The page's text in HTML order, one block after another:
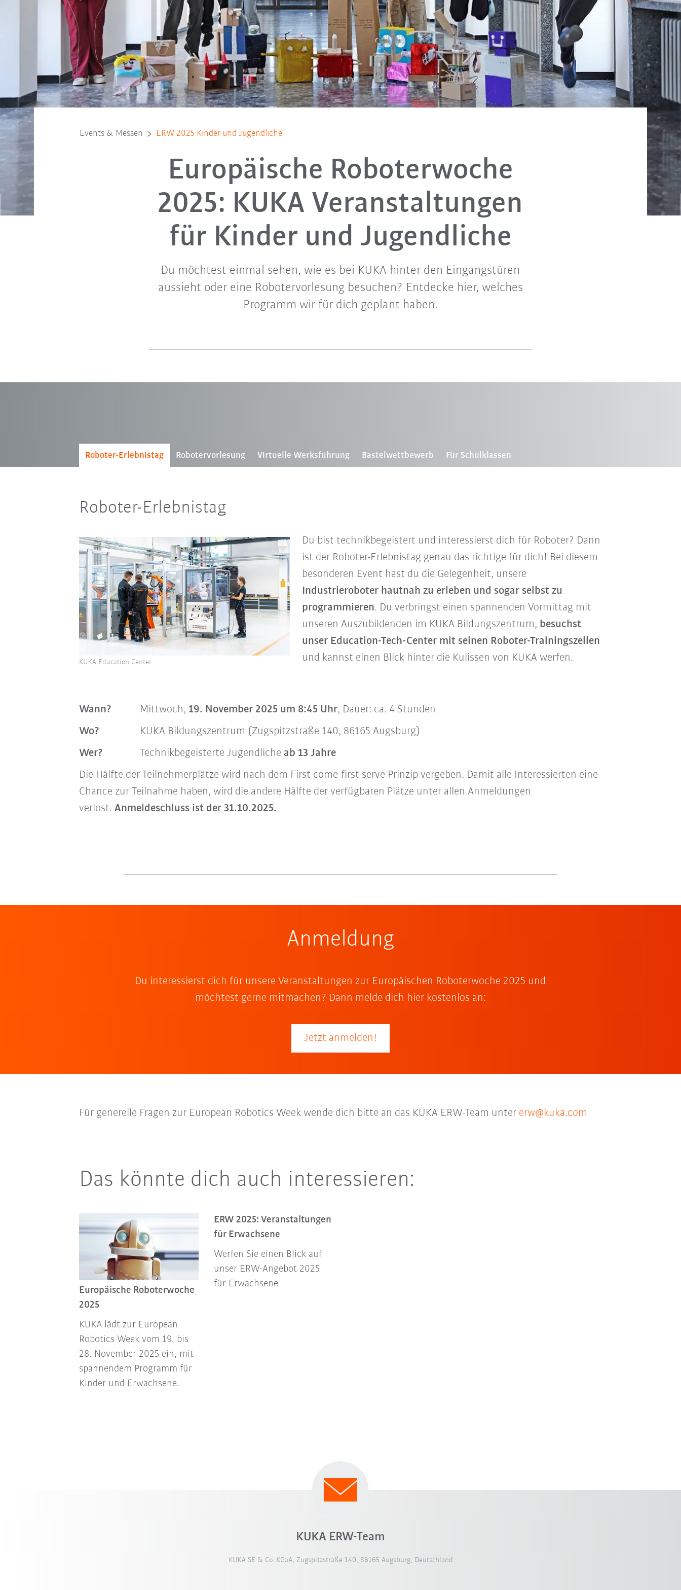
Events & Messen ERW 2025 Kinder und Jugendliche
Europäische Roboterwoche
2025: KUKA Veranstaltungen
für Kinder und Jugendliche
Du möchtest einmal sehen, wie es bei KUKA hinter den Eingangstüren
aussieht oder eine Robotervorlesung besuchen? Entdecke hier, welches
Programm wir für dich geplant haben.
Roboter-Erlebnistag Robotervorlesung Virtuelle Werksführung Bastelwettbewerb Für Schulklassen
Roboter-Erlebnistag
Du bist technikbegeistert und interessierst dich für Roboter? Dann
ist der Roboter-Erlebnistag genau das richtige für dich! Bei diesem
besonderen Event hast du die Gelegenheit, unsere
Industrieroboter hautnah zu erleben und sogar selbst zu
programmieren. Du verbringst einen spannenden Vormittag mit
unseren Auszubildenden im KUKA Bildungszentrum, besuchst
unser Education-Tech-Center mit seinen Roboter-Trainingszellen
und kannst einen Blick hinter die Kulissen von KUKA werfen.
KUKA Education Center
Wann? Mittwoch, 19. November 2025 um 8:45 Uhr, Dauer: ca. 4 Stunden
Wo?
KUKA Bildungszentrum (Zugspitzstraße 140, 86165 Augsburg)
Wer?
Technikbegeisterte Jugendliche ab 13 Jahre
Die Hälfte der Teilnehmerplätze wird nach dem First-come-first-serve Prinzip vergeben. Damit alle Interessierten eine
Chance zur Teilnahme haben, wird die andere Hälfte der verfügbaren Plätze unter allen Anmeldungen
verlost. Anmeldeschluss ist der 31.10.2025.
Anmeldung
Du interessierst dich für unsere Veranstaltungen zur Europäischen Roboterwoche 2025 und
möchtest gerne mitmachen? Dann melde dich hier kostenlos an:
Jetzt anmelden!
Für generelle Fragen zur European Robotics Week wende dich bitte an das KUKA ERW-Team unter erw@kuka.com
Das könnte dich auch interessieren:
Europäische Roboterwoche
2025
KUKA lädt zur European
Robotics Week vom 19. bis
28. November 2025 ein, mit
spannendem Programm für
Kinder und Erwachsene.
ERW 2025: Veranstaltungen
für Erwachsene
Werfen Sie einen Blick auf
unser ERW-Angebot 2025
für Erwachsene
KUKA ERW-Team
KUKA SE & Co. KGaA, Zugspitzstraße 140, 86165 Augsburg, Deutschland